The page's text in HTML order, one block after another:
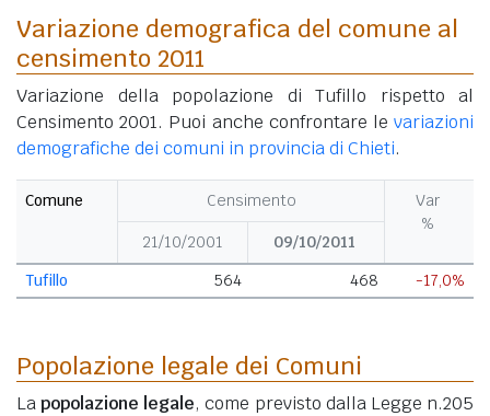
Variazione demografica del comune al
censimento 2011
Variazione della popolazione di Tufillo rispetto al
Censimento 2001. Puoi anche confrontare le variazioni
demografiche dei comuni in provincia di Chieti.
Comune Censimento
Var
%
21/10/2001
09/10/2011
Tufillo
564 468 -17,0%
Popolazione legale dei Comuni
Lapopolazione legale, come previsto dalla Legge n.205